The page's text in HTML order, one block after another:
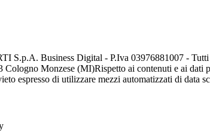
S.p.A. Business Digital - P.Iva 03976881007 -
Cologno Monzese (MI)Rispetto ai contenuti e ai dati
espresso di utilizzare mezzi automatizzati di data